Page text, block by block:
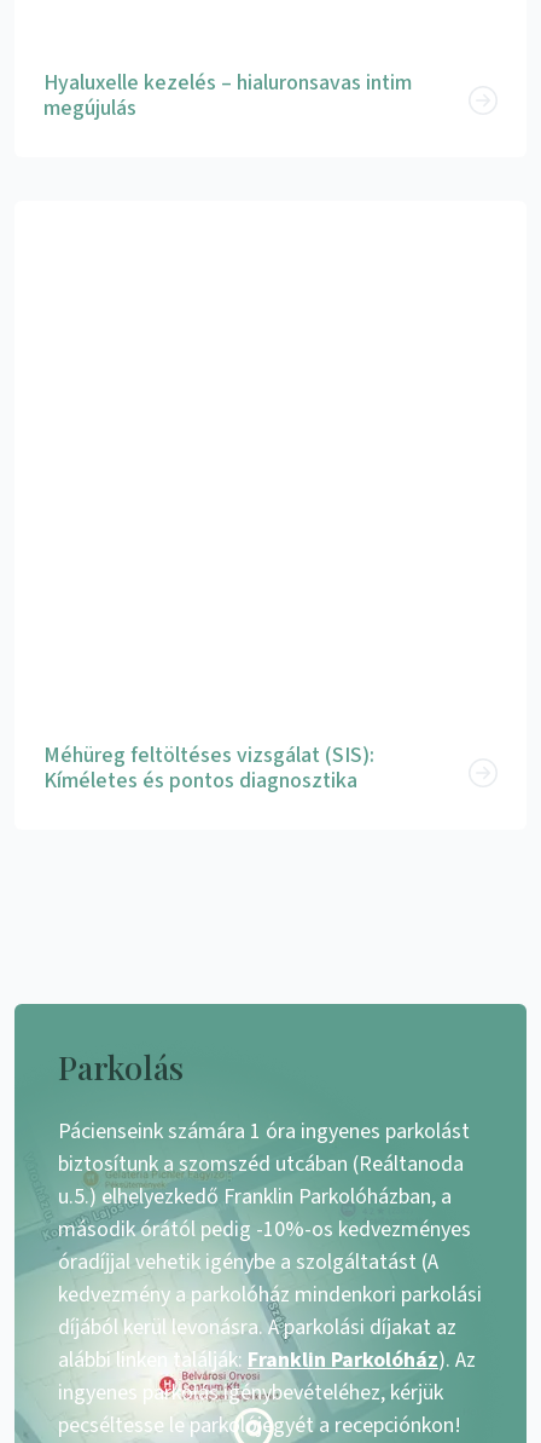
Hyaluxelle kezelés – hialuronsavas intim
megújulás
Méhüreg feltöltéses vizsgálat (SIS):
Kíméletes és pontos diagnosztika
Parkolás
Pácienseink számára 1 óra ingyenes parkolást
biztosítunk a szomszéd utcában (Reáltanoda
u.5.) elhelyezkedő Franklin Parkolóházban, a
második órától pedig -10%-os kedvezményes
óradíjjal vehetik igénybe a szolgáltatást (A
kedvezmény a parkolóház mindenkori parkolási
díjából kerül levonásra. A parkolási díjakat az
alábbi linken találják: Franklin Parkolóház). Az
ingyenes parkolás igénybevételéhez, kérjük
pecséltesse le parkolójegyét a recepciónkon!